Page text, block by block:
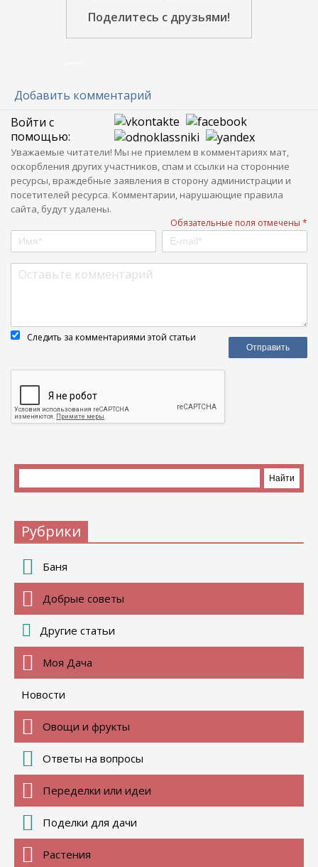
Поделитесь с друзьями!
Добавить комментарий
Войти с
помощью:
Уважаемые читатели! Мы не приемлем в комментариях мат,
оскорбления других участников, спам и ссылки на сторонние
ресурсы, враждебные заявления в сторону администрации и
посетителей ресурса. Комментарии, нарушающие правила
сайта, будут удалены.
Обязательные поля отмечены *
Следить за комментариями этой статьи
Рубрики
Баня
Добрые советы
Другие статьи
Моя Дача
Новости
Овощи и фрукты
Ответы на вопросы
Переделки или идеи
Поделки для дачи
Растения